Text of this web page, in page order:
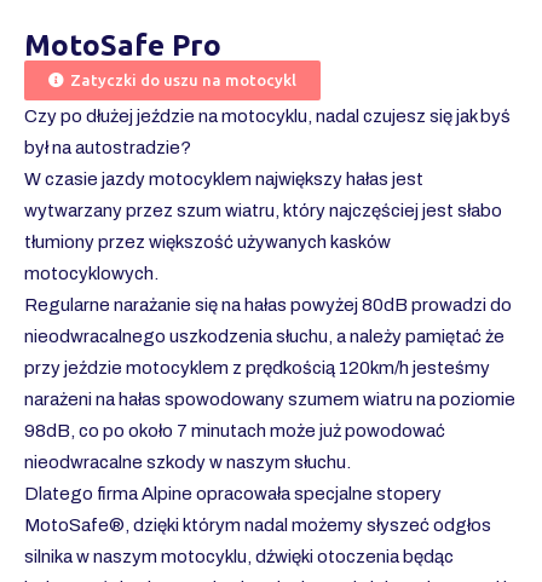
MotoSafe Pro
Zatyczki do uszu na motocykl
Czy po dłużej jeździe na motocyklu, nadal czujesz się jak byś
był na autostradzie?
W czasie jazdy motocyklem największy hałas jest
wytwarzany przez szum wiatru, który najczęściej jest słabo
tłumiony przez większość używanych kasków
motocyklowych.
Regularne narażanie się na hałas powyżej 80dB prowadzi do
nieodwracalnego uszkodzenia słuchu, a należy pamiętać że
przy jeździe motocyklem z prędkością 120km/h jesteśmy
narażeni na hałas spowodowany szumem wiatru na poziomie
98dB, co po około 7 minutach może już powodować
nieodwracalne szkody w naszym słuchu.
Dlatego firma Alpine opracowała specjalne stopery
MotoSafe®, dzięki którym nadal możemy słyszeć odgłos
silnika w naszym motocyklu, dźwięki otoczenia będąc